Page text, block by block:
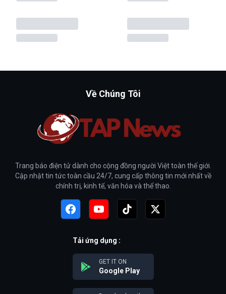
Về Chúng Tôi
Trang báo điện tử dành cho cộng đồng người Việt toàn thế giới.
Cập nhật tin tức toàn cầu 24/7, cung cấp thông tin mới nhất về
chính trị, kinh tế, văn hóa và thể thao.
Tải ứng dụng :
GET IT ON
Google Play